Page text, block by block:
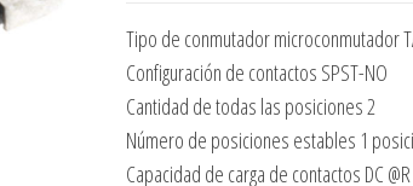
Tipo de conmutador microconmutador
Configuración de contactos SPST-NO
Cantidad de todas las posiciones 2
Número de posiciones estables 1
Capacidad de carga de contactos DC @R